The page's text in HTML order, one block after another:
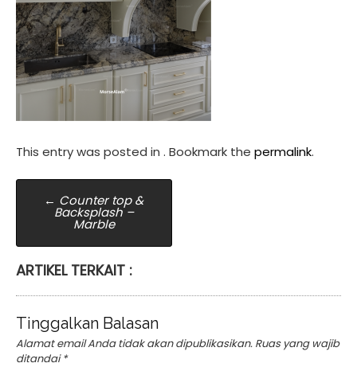
This entry was posted in . Bookmark the permalink.
Post
navigation
← Counter top &
Backsplash –
Marble
ARTIKEL TERKAIT :
Tinggalkan Balasan
Alamat email Anda tidak akan dipublikasikan. Ruas yang wajib
ditandai*